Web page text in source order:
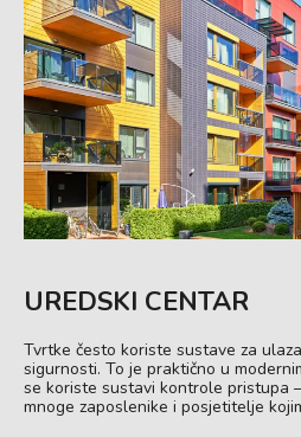
UREDSKI CENTAR
Tvrtke često koriste sustave za
sigurnosti. To je praktično u
se koriste sustavi kontrole pristupa
mnoge zaposlenike i posjetitelje